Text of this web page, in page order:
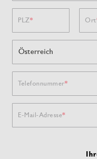
PLZ Ort
Telefonnummer
E-Mail-Adresse